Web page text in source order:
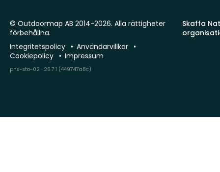
Skaffa
© Outdoormap AB 2014-2026. Alla rättigheter
förbehållna.
Integritetspolicy
Användarvillkor
Cookiepolicy
Impressum
phx-sto-02 · 26.7.1 (449747a8c)